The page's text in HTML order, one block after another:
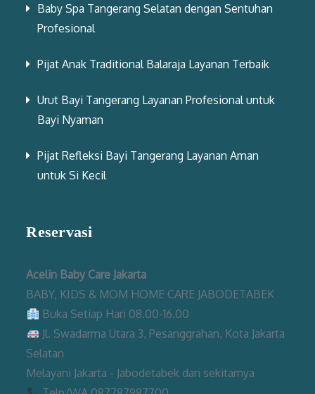
Baby Spa Tangerang Selatan dengan Sentuhan
Profesional
Pijat Anak Traditional Balaraja Layanan Terbaik
Urut Bayi Tangerang Layanan Profesional untuk
Bayi Nyaman
Pijat Refleksi Bayi Tangerang Layanan Aman
untuk Si Kecil
Reservasi
Acelin Baby Care Jakarta
BABY, KIDS & MOM HOME CARE JABODETABEK
Buka Setiap Hari 08.00-16.00
Jl. Swadarma Utara 3, Pesanggrahan, Kota Jakarta
Selatan
Melayani Jakarta - Jabodetabek dan sekitarnya